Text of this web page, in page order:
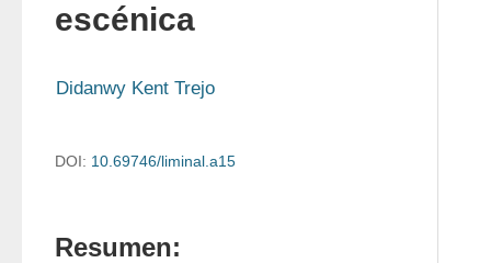
escénica
Didanwy Kent Trejo
DOI: 10.69746/liminal.a15
Resumen: